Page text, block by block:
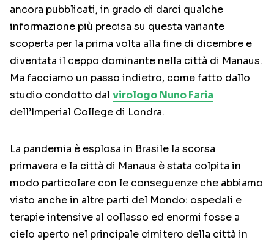
ancora pubblicati, in grado di darci qualche
informazione più precisa su questa variante
scoperta per la prima volta alla fine di dicembre e
diventata il ceppo dominante nella città di Manaus.
Ma facciamo un passo indietro, come fatto dallo
studio condotto dal virologo Nuno Faria
dell’Imperial College di Londra.
La pandemia è esplosa in Brasile la scorsa
primavera e la città di Manaus è stata colpita in
modo particolare con le conseguenze che abbiamo
visto anche in altre parti del Mondo: ospedali e
terapie intensive al collasso ed enormi fosse a
cielo aperto nel principale cimitero della città in